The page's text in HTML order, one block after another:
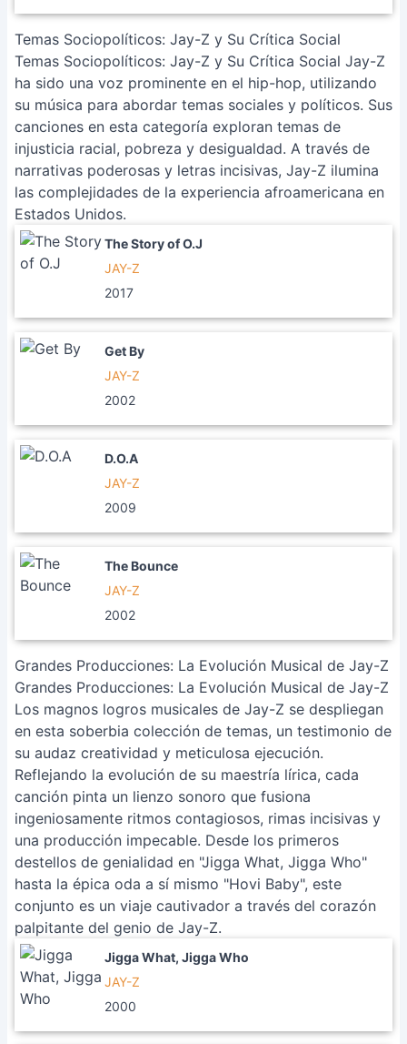
Temas Sociopolíticos: Jay-Z y Su Crítica Social
Temas Sociopolíticos: Jay-Z y Su Crítica Social Jay-Z
ha sido una voz prominente en el hip-hop, utilizando
su música para abordar temas sociales y políticos. Sus
canciones en esta categoría exploran temas de
injusticia racial, pobreza y desigualdad. A través de
narrativas poderosas y letras incisivas, Jay-Z ilumina
las complejidades de la experiencia afroamericana en
Estados Unidos.
The Story of O.J
JAY-Z
2017
Get By
JAY-Z
2002
D.O.A
JAY-Z
2009
The Bounce
JAY-Z
2002
Grandes Producciones: La Evolución Musical de Jay-Z
Grandes Producciones: La Evolución Musical de Jay-Z
Los magnos logros musicales de Jay-Z se despliegan
en esta soberbia colección de temas, un testimonio de
su audaz creatividad y meticulosa ejecución.
Reflejando la evolución de su maestría lírica, cada
canción pinta un lienzo sonoro que fusiona
ingeniosamente ritmos contagiosos, rimas incisivas y
una producción impecable. Desde los primeros
destellos de genialidad en "Jigga What, Jigga Who"
hasta la épica oda a sí mismo "Hovi Baby", este
conjunto es un viaje cautivador a través del corazón
palpitante del genio de Jay-Z.
Jigga What, Jigga Who
JAY-Z
2000